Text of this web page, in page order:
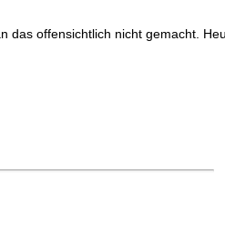
das offensichtlich nicht gemacht.